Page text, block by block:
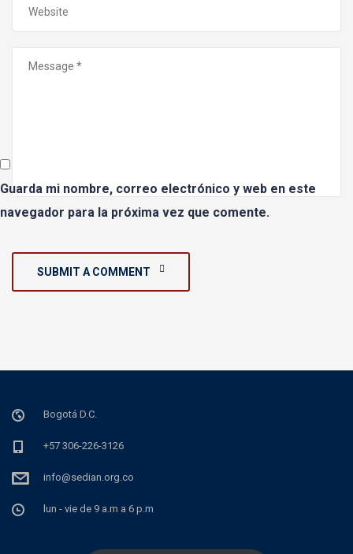
Guarda mi nombre, correo electrónico y web en este
navegador para la próxima vez que comente.
SUBMIT A COMMENT
Bogotá D.C.
+57 306-226-3126
info@sedian.org.co
lun - vie de 9 a.m a 6 p.m